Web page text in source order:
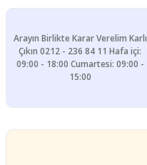
Arayın Birlikte Karar Verelim Karlı
Çıkın 0212 - 236 84 11 Hafa içi:
09:00 - 18:00 Cumartesi: 09:00 -
15:00